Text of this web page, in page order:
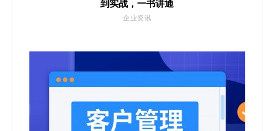
到实战，一书讲通
企业资讯